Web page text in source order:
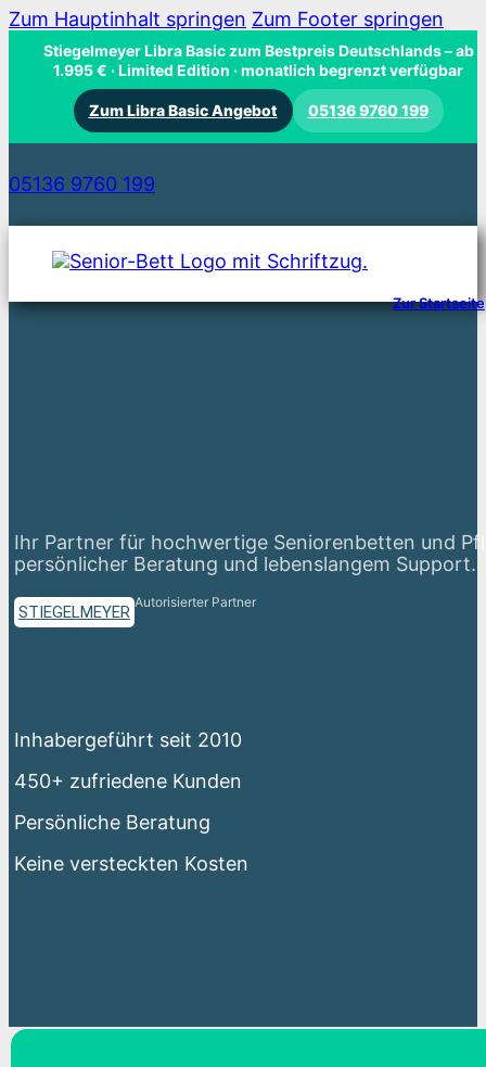
Zum Hauptinhalt springen Zum Footer springen
Stiegelmeyer Libra Basic zum Bestpreis Deutschlands– ab
1.995 € · Limited Edition · monatlich begrenzt verfügbar
Zum Libra Basic Angebot 05136 9760 199
05136 9760 199
Zur Startseite
Ihr Partner für hochwertige Seniorenbetten und
persönlicher Beratung und lebenslangem Support.
STIEGELMEYER
Autorisierter Partner
Inhabergeführt seit 2010
450+ zufriedene Kunden
Persönliche Beratung
Keine versteckten Kosten